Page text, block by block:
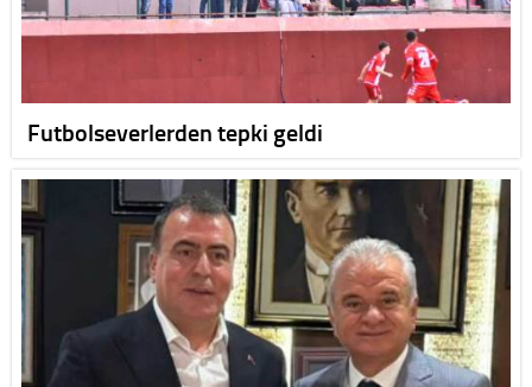
Futbolseverlerden tepki geldi